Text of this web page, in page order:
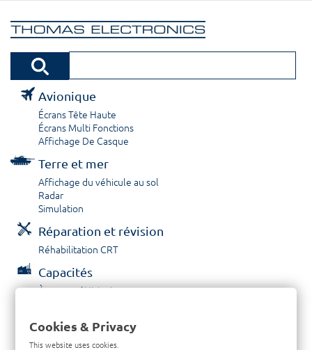
Avionique
Écrans Tête Haute
Écrans Multi Fonctions
Affichage De Casque
Terre et mer
Affichage du véhicule au sol
Radar
Simulation
Réparation et révision
Réhabilitation CRT
Capacités
À propos / Historique
Contactez nous
Cookies & Privacy
This website uses cookies.